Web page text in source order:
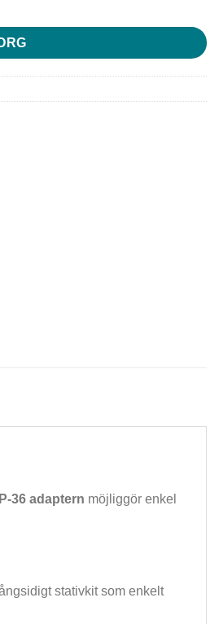
36 adaptern möjliggör enkel
stativkit som enkelt